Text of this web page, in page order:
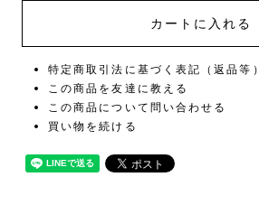
特定商取引法に基づく表記（返品等）
この商品を友達に教える
この商品について問い合わせる
買い物を続ける